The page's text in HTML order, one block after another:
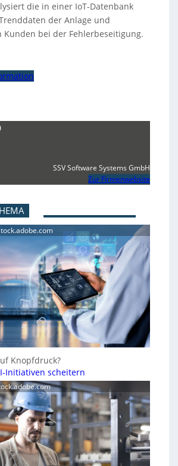
die in einer IoT-Datenbank
der Anlage und
bei der Fehlerbeseitigung.
SSV Software Systems GmbH
Zur Firmenwebsite
Knopfdruck?
Initiativen scheitern